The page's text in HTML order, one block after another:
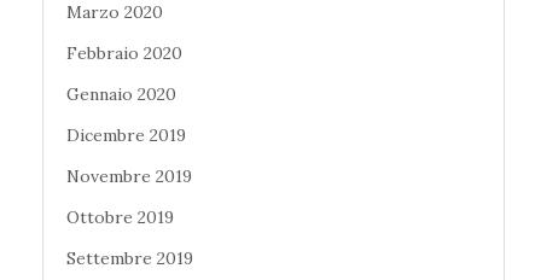
Marzo 2020
Febbraio 2020
Gennaio 2020
Dicembre 2019
Novembre 2019
Ottobre 2019
Settembre 2019